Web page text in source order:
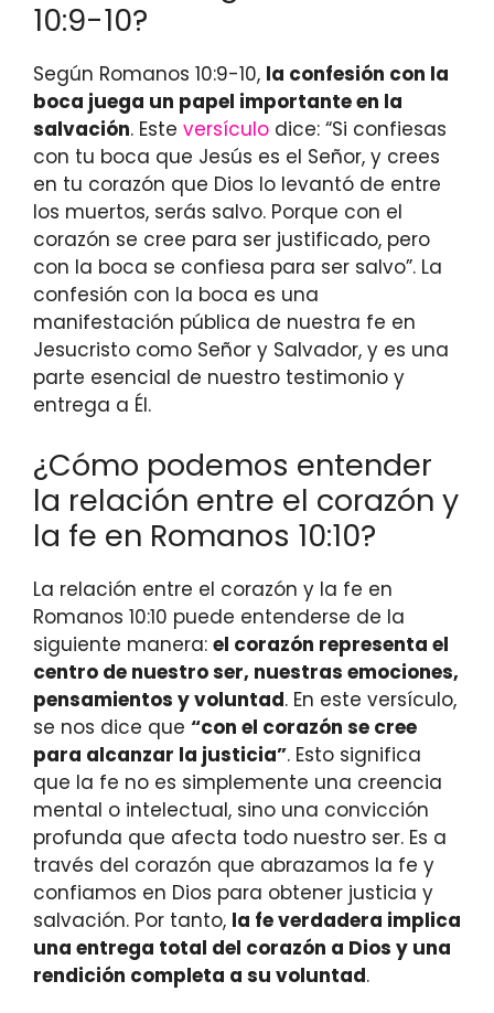
10:9-10?
Según Romanos 10:9-10, la confesión con la
boca juega un papel importante en la
salvación. Este versículo dice: “Si confiesas
con tu boca que Jesús es el Señor, y crees
en tu corazón que Dios lo levantó de entre
los muertos, serás salvo. Porque con el
corazón se cree para ser justificado, pero
con la boca se confiesa para ser salvo”. La
confesión con la boca es una
manifestación pública de nuestra fe en
Jesucristo como Señor y Salvador, y es una
parte esencial de nuestro testimonio y
entrega a Él.
¿Cómo podemos entender
la relación entre el corazón y
la fe en Romanos 10:10?
La relación entre el corazón y la fe en
Romanos 10:10 puede entenderse de la
siguiente manera: el corazón representa el
centro de nuestro ser, nuestras emociones,
pensamientos y voluntad. En este versículo,
se nos dice que “con el corazón se cree
para alcanzar la justicia”. Esto significa
que la fe no es simplemente una creencia
mental o intelectual, sino una convicción
profunda que afecta todo nuestro ser. Es a
través del corazón que abrazamos la fe y
confiamos en Dios para obtener justicia y
salvación. Por tanto, la fe verdadera implica
una entrega total del corazón a Dios y una
rendición completa a su voluntad.